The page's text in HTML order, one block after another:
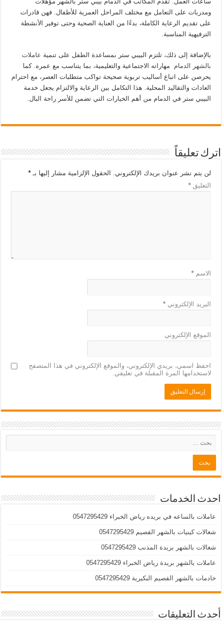
ومدربات على التعامل مع مختلف المراحل العمرية للأطفال. فهن قادرات
على تقديم الرعاية الكاملة، بدءًا من العناية الصحية وحتى توفير الأنشطة
الترفيهية المناسبة.
بالإضافة إلى ذلك، تلتزم البيبي ستر بمساعدة الطفل على تنمية عاملات
بالشهر الدمام مهاراته الاجتماعية والتعليمية، بما يتناسب مع عمره. كما
يحرصن على اتباع أساليب تربوية صحيحة تواكب متطلبات العصر، مع احترام
العادات والتقاليد المحلية. هذا التكامل بين الرعاية والالتزام يجعل خدمة
البيبي ستر في الدمام من أهم الخيارات التي تضمن للأسر راحة البال.
اترك تعليقاً
لن يتم نشر عنوان بريدك الإلكتروني. الحقول الإلزامية مشار إليها بـ*
التعليق*
الاسم*
البريد الإلكتروني*
الموقع الإلكتروني
احفظ اسمي، بريدي الإلكتروني، والموقع الإلكتروني في هذا المتصفح
لاستخدامها المرة المقبلة في تعليقي.
احدث الخدمات
عاملات بالساعه في بريده رياض الخبراء 0547295429
شغالات كينيات بالشهر القصيم 0547295429
شغالات بالشهر بريدة المذنب 0547295429
عاملات بالشهر بريدة رياض الخبراء 0547295429
خادمات بالشهر القصيم البكيرية 0547295429
أحدث التعليقات